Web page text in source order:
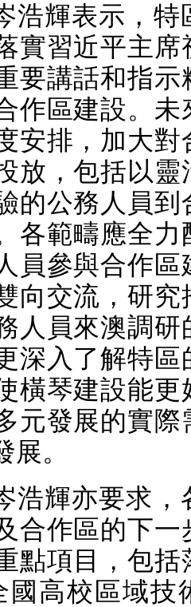
浩輝表示，特
實習近平主席
要講話和指示
作區建設。未
安排，加大對
放，包括以靈
的公務人員到
各範疇應全力
員參與合作區
向交流，研究
人員來澳調研
深入了解特區
橫琴建設能更
元發展的實際
。
浩輝亦要求，
合作區的下一
點項目，包括
國高校區域技